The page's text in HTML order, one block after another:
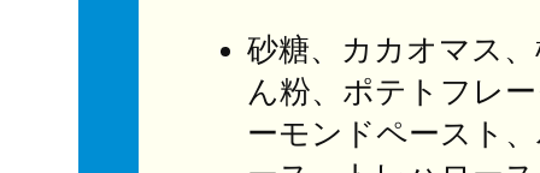
砂糖、カカオマス
ん粉、ポテトフレ
ーモンドペースト